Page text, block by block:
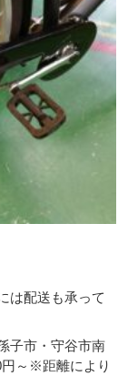
は配送も承って
子市・守谷市南
～※距離により